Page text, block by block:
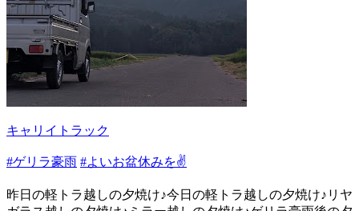
キャリイトラック
#ゲリラ豪雨 #よいお盆休みを✌️
昨日の軽トラ越しの夕焼け♪今日の軽トラ越しの夕焼け♪リヤ